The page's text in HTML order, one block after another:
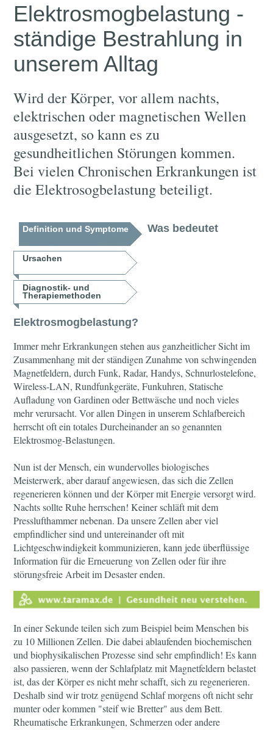
Elektrosmogbelastung -
ständige Bestrahlung in
unserem Alltag
Wird der Körper, vor allem nachts,
elektrischen oder magnetischen Wellen
ausgesetzt, so kann es zu
gesundheitlichen Störungen kommen.
Bei vielen Chronischen Erkrankungen ist
die Elektrosogbelastung beteiligt.
Definition und Symptome
Ursachen
Diagnostik- und
Therapiemethoden
Was bedeutet
Elektrosmogbelastung?
Immer mehr Erkrankungen stehen aus ganzheitlicher Sicht im
Zusammenhang mit der ständigen Zunahme von schwingenden
Magnetfeldern, durch Funk, Radar, Handys, Schnurlostelefone,
Wireless-LAN, Rundfunkgeräte, Funkuhren, Statische
Aufladung von Gardinen oder Bettwäsche und noch vieles
mehr verursacht. Vor allen Dingen in unserem Schlafbereich
herrscht oft ein totales Durcheinander an so genannten
Elektrosmog-Belastungen.
Nun ist der Mensch, ein wundervolles biologisches
Meisterwerk, aber darauf angewiesen, das sich die Zellen
regenerieren können und der Körper mit Energie versorgt wird.
Nachts sollte Ruhe herrschen! Keiner schläft mit dem
Presslufthammer nebenan. Da unsere Zellen aber viel
empfindlicher sind und untereinander oft mit
Lichtgeschwindigkeit kommunizieren, kann jede überflüssige
Information für die Erneuerung von Zellen oder für ihre
störungsfreie Arbeit im Desaster enden.
In einer Sekunde teilen sich zum Beispiel beim Menschen bis
zu 10 Millionen Zellen. Die dabei ablaufenden biochemischen
und biophysikalischen Prozesse sind sehr empfindlich! Es kann
also passieren, wenn der Schlafplatz mit Magnetfeldern belastet
ist, das der Körper es nicht mehr schafft, sich zu regenerieren.
Deshalb sind wir trotz genügend Schlaf morgens oft nicht sehr
munter oder kommen "steif wie Bretter" aus dem Bett.
Rheumatische Erkrankungen, Schmerzen oder andere